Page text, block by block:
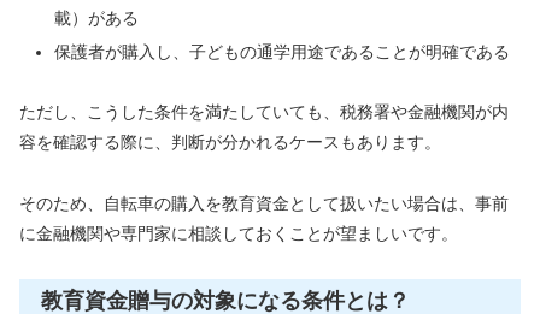
載）がある
保護者が購入し、子どもの通学用途であることが明確である
ただし、こうした条件を満たしていても、税務署や金融機関が内
容を確認する際に、判断が分かれるケースもあります。
そのため、自転車の購入を教育資金として扱いたい場合は、事前
に金融機関や専門家に相談しておくことが望ましいです。
教育資金贈与の対象になる条件とは？